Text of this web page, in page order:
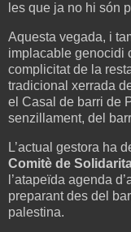
les que ja no hi són
Aquesta vegada, i
implacable genocidi
complicitat de la
tradicional xerrada
el Casal de barri de
senzillament, del
L’actual gestora ha
Comitè de
l’atapeïda agenda
preparant des del
palestina.